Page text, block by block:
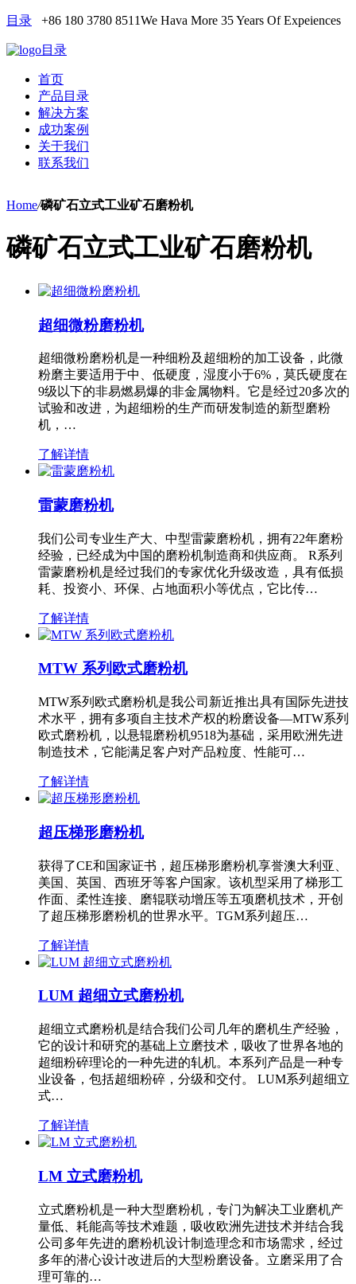
目录 +86 180 3780 8511We Hava More 35 Years Of Expeiences
目录
首页
产品目录
解决方案
成功案例
关于我们
联系我们
Home/磷矿石立式工业矿石磨粉机
磷矿石立式工业矿石磨粉机
超细微粉磨粉机
超细微粉磨粉机是一种细粉及超细粉的加工设备，此微
粉磨主要适用于中、低硬度，湿度小于6%，莫氏硬度在
9级以下的非易燃易爆的非金属物料。它是经过20多次的
试验和改进，为超细粉的生产而研发制造的新型磨粉
机，…
了解详情
雷蒙磨粉机
我们公司专业生产大、中型雷蒙磨粉机，拥有22年磨粉
经验，已经成为中国的磨粉机制造商和供应商。 R系列
雷蒙磨粉机是经过我们的专家优化升级改造，具有低损
耗、投资小、环保、占地面积小等优点，它比传…
了解详情
MTW 系列欧式磨粉机
MTW系列欧式磨粉机是我公司新近推出具有国际先进技
术水平，拥有多项自主技术产权的粉磨设备—MTW系列
欧式磨粉机，以悬辊磨粉机9518为基础，采用欧洲先进
制造技术，它能满足客户对产品粒度、性能可…
了解详情
超压梯形磨粉机
获得了CE和国家证书，超压梯形磨粉机享誉澳大利亚、
美国、英国、西班牙等客户国家。该机型采用了梯形工
作面、柔性连接、磨辊联动增压等五项磨机技术，开创
了超压梯形磨粉机的世界水平。TGM系列超压…
了解详情
LUM 超细立式磨粉机
超细立式磨粉机是结合我们公司几年的磨机生产经验，
它的设计和研究的基础上立磨技术，吸收了世界各地的
超细粉碎理论的一种先进的轧机。本系列产品是一种专
业设备，包括超细粉碎，分级和交付。 LUM系列超细立
式…
了解详情
LM 立式磨粉机
立式磨粉机是一种大型磨粉机，专门为解决工业磨机产
量低、耗能高等技术难题，吸收欧洲先进技术并结合我
公司多年先进的磨粉机设计制造理念和市场需求，经过
多年的潜心设计改进后的大型粉磨设备。立磨采用了合
理可靠的…